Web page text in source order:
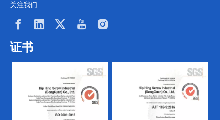
关注我们
证书